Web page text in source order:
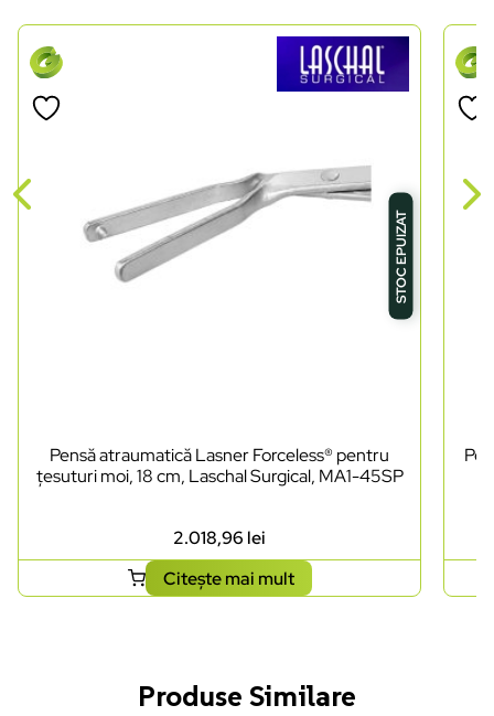
STOC EPUIZAT
Pensă atraumatică Lasner Forceless® pentru
țesuturi moi, 18 cm, Laschal Surgical, MA1-45SP
2.018,96 lei
Citește mai mult
Produse Similare